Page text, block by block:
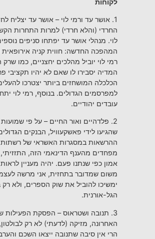
1. אושר עד ורמי לוי – אושר עד יצליח
החרדי (והלא חרדי) למרות התחרות
לוי. מנהלי אושר עד יפתחו סניפים
המהפכה החדשה: חווית קניה
רמי לוי יוביל מהלכים יחצניים, כמו שרק
המדיה יסבירו לו שאם לא יהיו תקציבי
הכלכלה המושחזים ביותר יצטרכו
למפרסמים הגדולים. בנוסף, רמי לוי
עובדים יהודיים.
2. פלדהיים ואור החיים – על פי
שהגיעו לידי פאשקעוויל, הבנקים
ההרשאות במסגרות האשראי של
מפחדים מהענף הדינאמי הזה,
אמון כפי שנתנו פעם. יהיה מעניין
משום שמדובר בתחזית, אני מרשה
ימשיכו להוביל את שוק הספרים, ולא
הגל-אורנית.
3. תנובה ושטראוס – הפסקת הפעילות
האחרונה, מזיקה (לדעתי) לא רק
הרי אין סיבה שתנובה ייצאו השכם